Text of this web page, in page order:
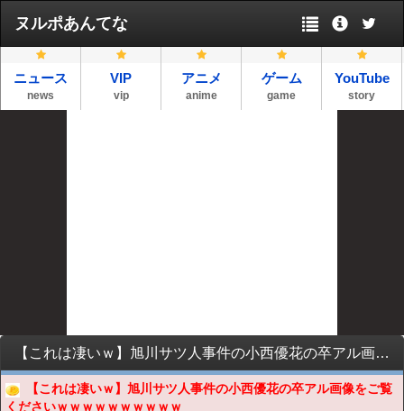
ヌルポあんてな
ニュース
news
VIP
vip
アニメ
anime
ゲーム
game
YouTube
story
【これは凄いｗ】旭川サツ人事件の小西優花の卒アル画像をご覧くださいｗｗｗｗｗｗｗｗｗｗ
【これは凄いｗ】旭川サツ人事件の小西優花の卒アル画像をご覧
くださいｗｗｗｗｗｗｗｗｗｗ